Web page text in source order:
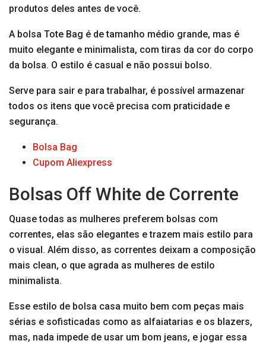
produtos deles antes de você.
A bolsa Tote Bag é de tamanho médio grande, mas é
muito elegante e minimalista, com tiras da cor do corpo
da bolsa. O estilo é casual e não possui bolso.
Serve para sair e para trabalhar, é possível armazenar
todos os itens que você precisa com praticidade e
segurança.
Bolsa Bag
Cupom Aliexpress
Bolsas Off White de Corrente
Quase todas as mulheres preferem bolsas com
correntes, elas são elegantes e trazem mais estilo para
o visual. Além disso, as correntes deixam a composição
mais clean, o que agrada as mulheres de estilo
minimalista.
Esse estilo de bolsa casa muito bem com peças mais
sérias e sofisticadas como as alfaiatarias e os blazers,
mas, nada impede de usar um bom jeans, e jogar essa